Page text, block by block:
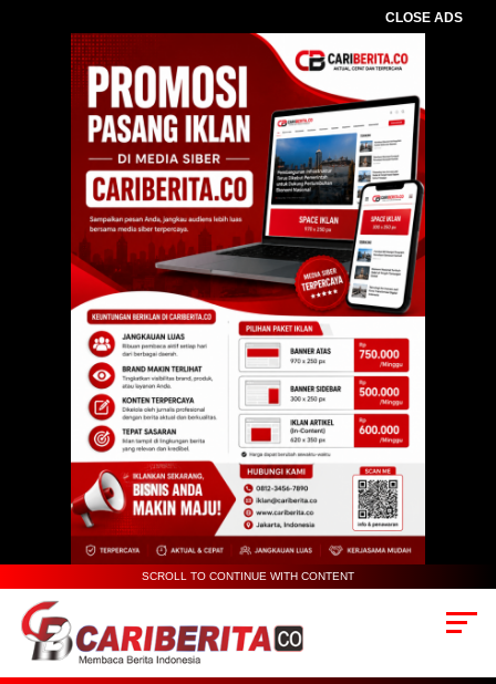
CLOSE ADS
SCROLL TO CONTINUE WITH CONTENT